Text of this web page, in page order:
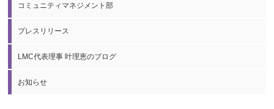
コミュニティマネジメント部
プレスリリース
LMC代表理事 叶理恵のブログ
お知らせ